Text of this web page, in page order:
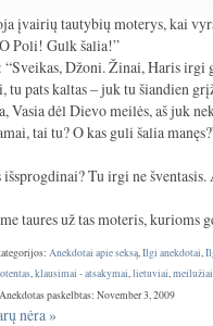
įvairių tautybių moterys, kai
Poli! Gulk šalia!”
Džoni. Žinai, Haris irgi
tu pats kaltas – juk tu šiandien
Vasia dėl Dievo meilės, aš juk
tai tu? O kas guli šalia
Tu irgi ne
taures už tas moteris, kurioms
Anekdotai apie seksą,Ilgi anekdotai,
,klausimai - atsakymai,lietuviai,meilužiai
Anekdotas paskelbtas: November 3, 2009
nėra »